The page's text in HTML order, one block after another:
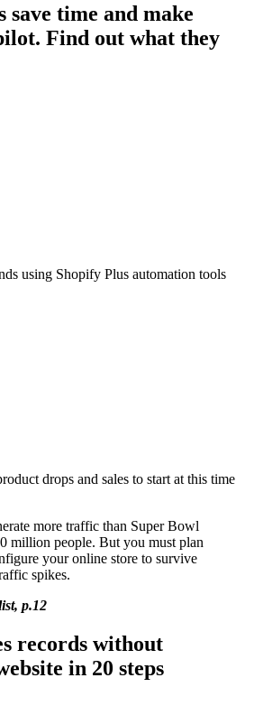
save time and make
Find out what they
using Shopify Plus automation tools
drops and sales to start at this time
more traffic than Super Bowl
million people. But you must plan
your online store to survive
spikes.
p.12
records without
in 20 steps